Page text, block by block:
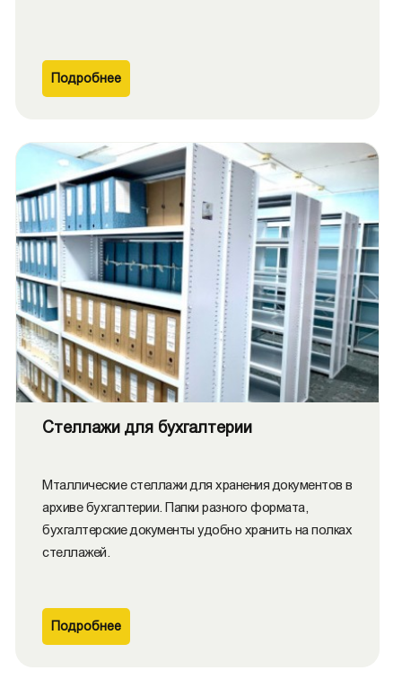
Подробнее
Стеллажи для бухгалтерии
Мталлические стеллажи для хранения документов в
архиве бухгалтерии. Папки разного формата,
бухгалтерские документы удобно хранить на полках
стеллажей.
Подробнее